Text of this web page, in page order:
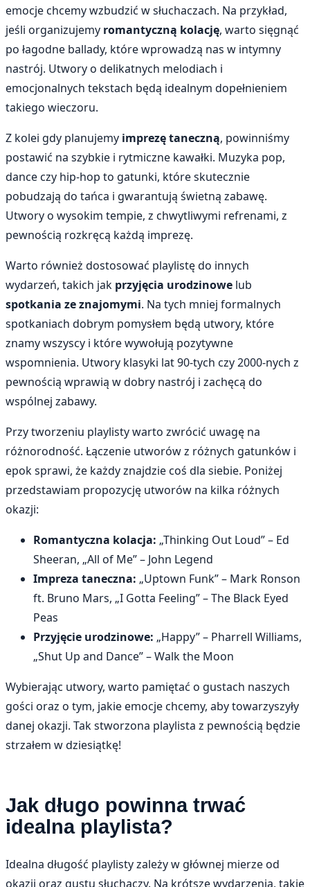
emocje chcemy wzbudzić w słuchaczach. Na przykład,
jeśli organizujemy romantyczną kolację, warto sięgnąć
po łagodne ballady, które wprowadzą nas w intymny
nastrój. Utwory o delikatnych melodiach i
emocjonalnych tekstach będą idealnym dopełnieniem
takiego wieczoru.
Z kolei gdy planujemy imprezę taneczną, powinniśmy
postawić na szybkie i rytmiczne kawałki. Muzyka pop,
dance czy hip-hop to gatunki, które skutecznie
pobudzają do tańca i gwarantują świetną zabawę.
Utwory o wysokim tempie, z chwytliwymi refrenami, z
pewnością rozkręcą każdą imprezę.
Warto również dostosować playlistę do innych
wydarzeń, takich jak przyjęcia urodzinowe lub
spotkania ze znajomymi. Na tych mniej formalnych
spotkaniach dobrym pomysłem będą utwory, które
znamy wszyscy i które wywołują pozytywne
wspomnienia. Utwory klasyki lat 90-tych czy 2000-nych z
pewnością wprawią w dobry nastrój i zachęcą do
wspólnej zabawy.
Przy tworzeniu playlisty warto zwrócić uwagę na
różnorodność. Łączenie utworów z różnych gatunków i
epok sprawi, że każdy znajdzie coś dla siebie. Poniżej
przedstawiam propozycję utworów na kilka różnych
okazji:
Romantyczna kolacja: „Thinking Out Loud” – Ed
Sheeran, „All of Me” – John Legend
Impreza taneczna: „Uptown Funk” – Mark Ronson
ft. Bruno Mars, „I Gotta Feeling” – The Black Eyed
Peas
Przyjęcie urodzinowe: „Happy” – Pharrell Williams,
„Shut Up and Dance” – Walk the Moon
Wybierając utwory, warto pamiętać o gustach naszych
gości oraz o tym, jakie emocje chcemy, aby towarzyszyły
danej okazji. Tak stworzona playlista z pewnością będzie
strzałem w dziesiątkę!
Jak długo powinna trwać
idealna playlista?
Idealna długość playlisty zależy w głównej mierze od
okazji oraz gustu słuchaczy. Na krótsze wydarzenia, takie